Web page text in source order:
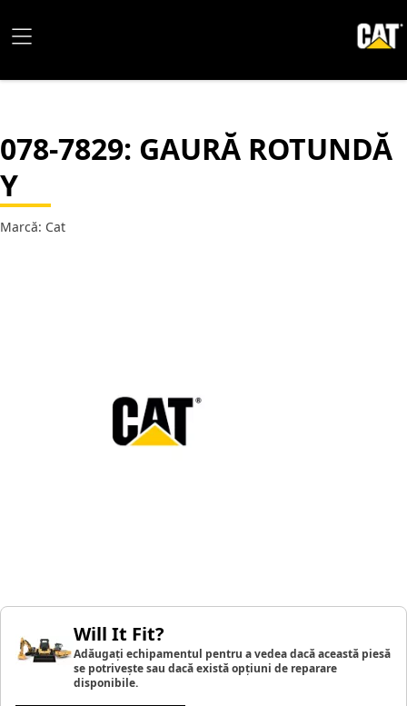
078-7829: GAURĂ ROTUNDĂ
Y
Marcă: Cat
Will It Fit?
Adăugați echipamentul pentru a vedea dacă această piesă
se potrivește sau dacă există opțiuni de reparare
disponibile.